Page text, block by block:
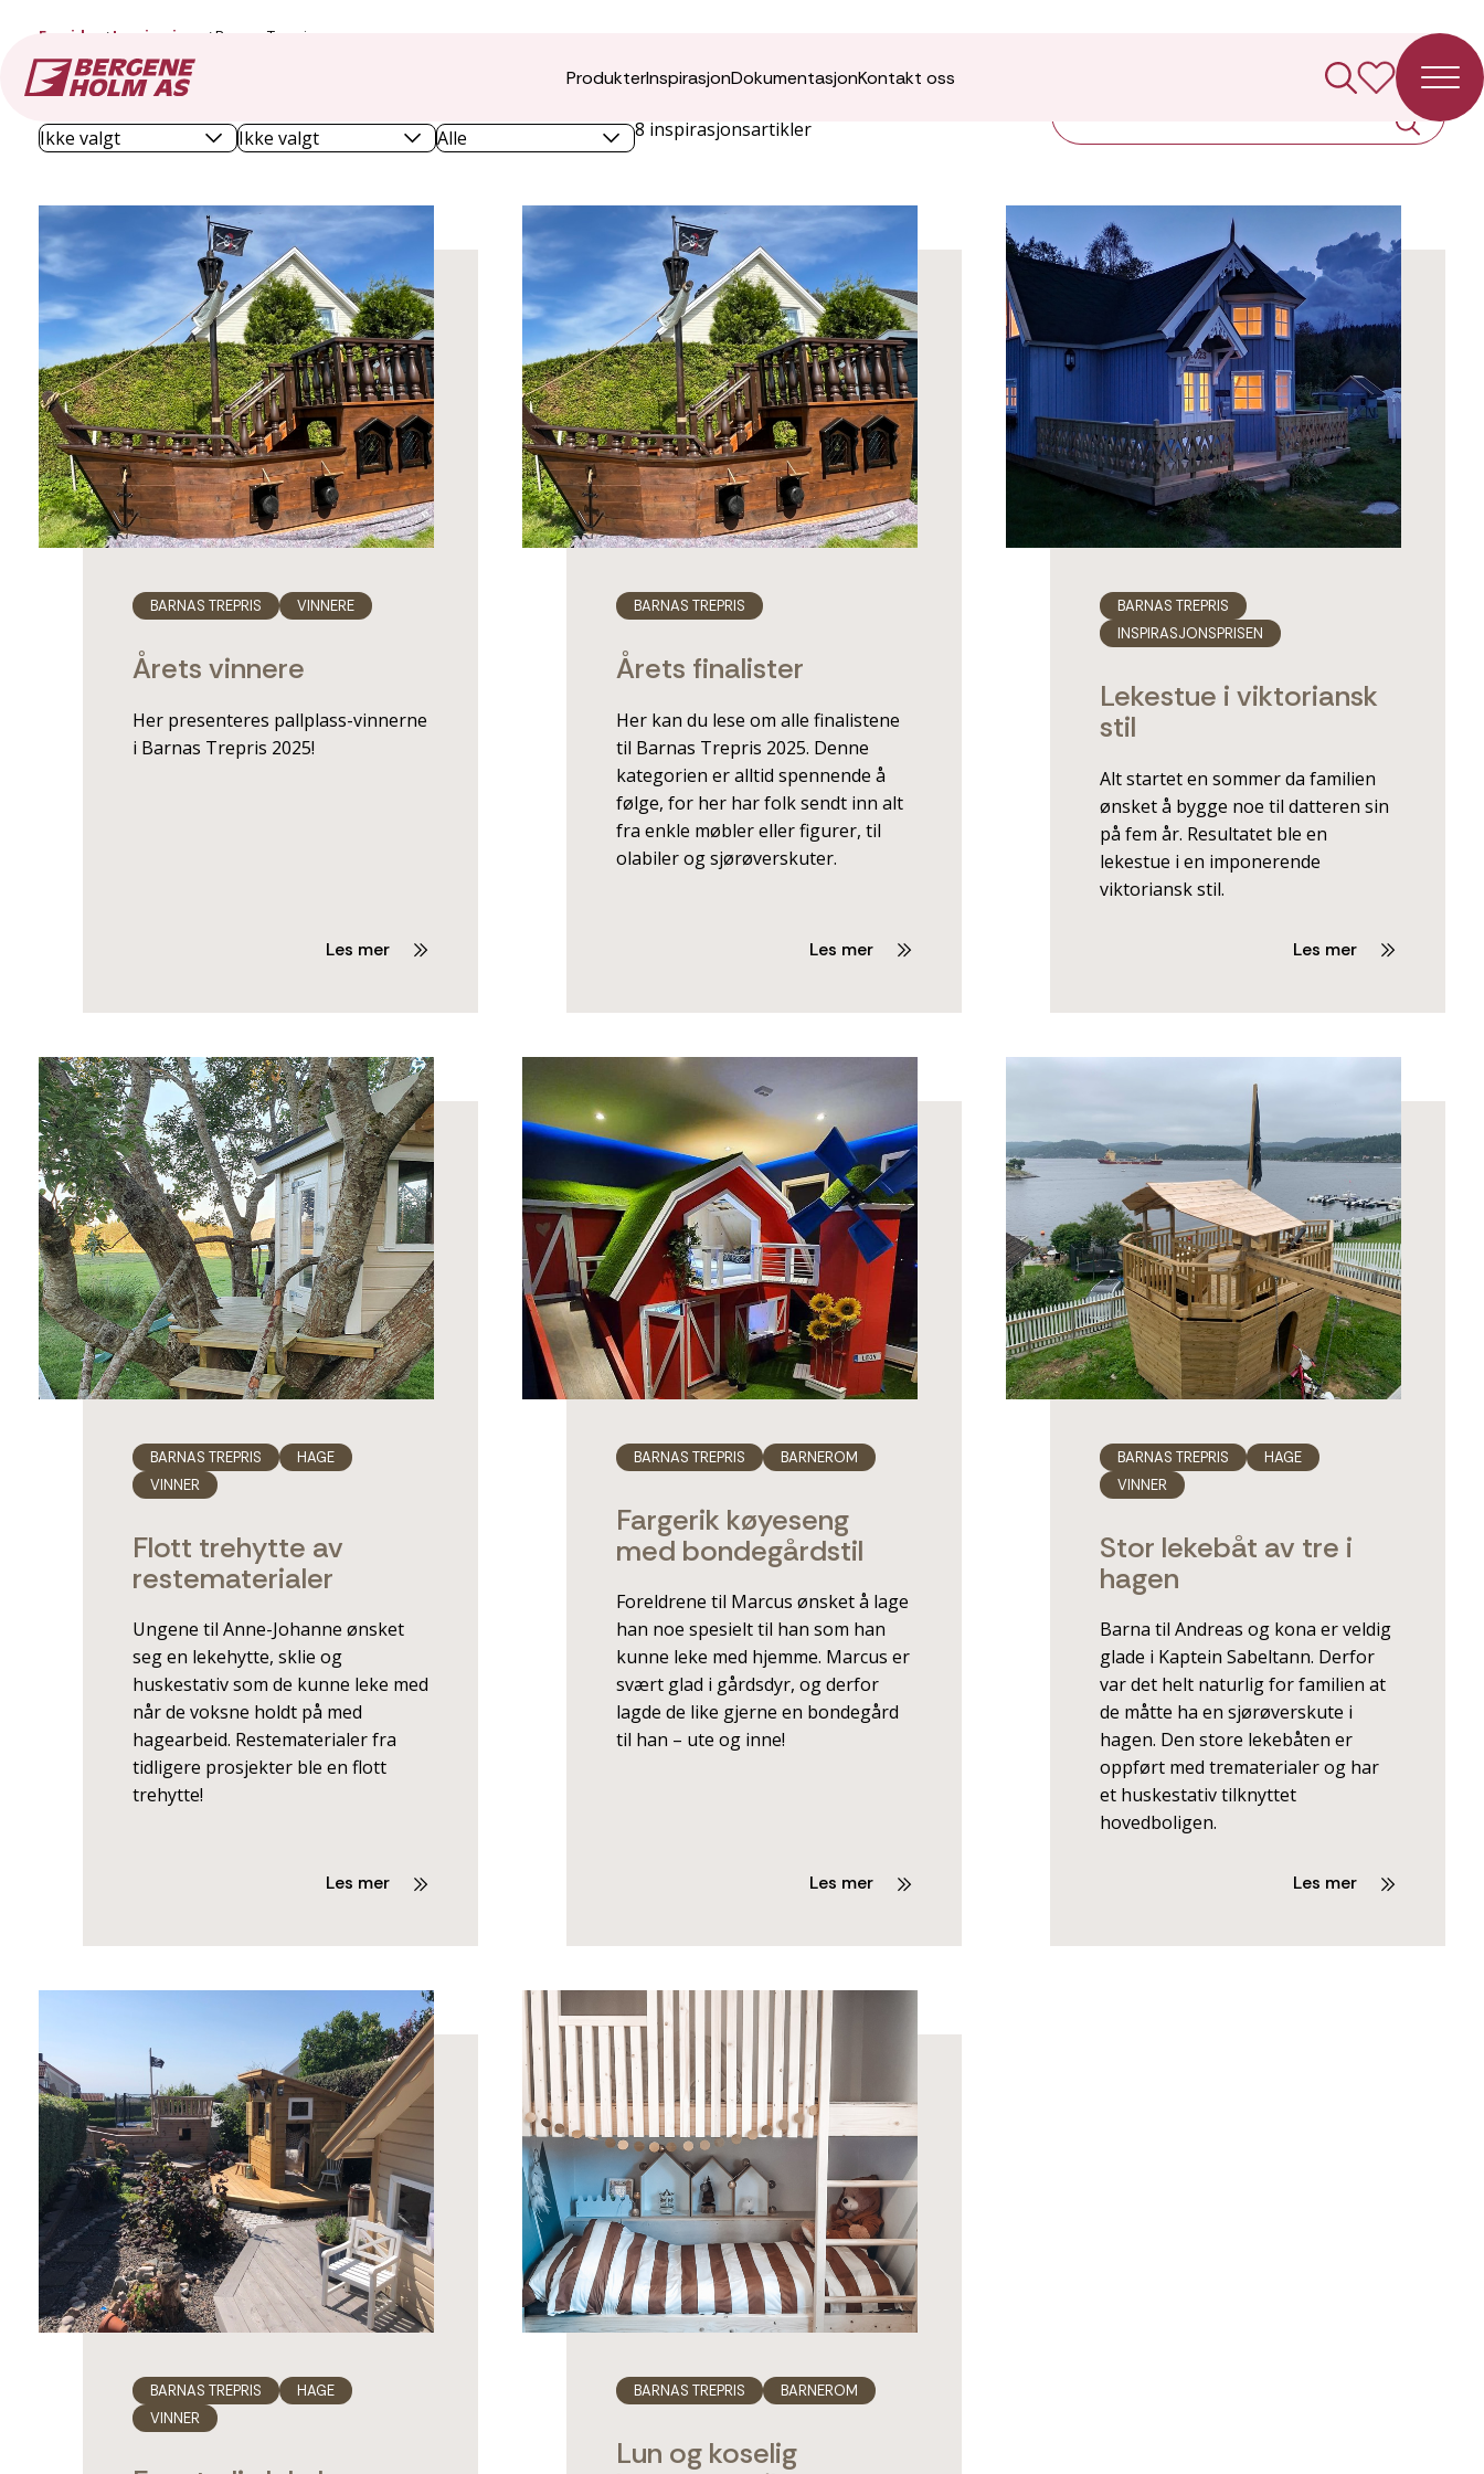
ProdukterInspirasjonDokumentasjonKontakt oss
Forside Inspirasjon Barnas Trepris
Priser
8 inspirasjonsartikler
BARNAS TREPRIS VINNERE
Årets vinnere
Her presenteres pallplass-vinnerne
i Barnas Trepris 2025!
Les mer
BARNAS TREPRIS
Årets finalister
Her kan du lese om alle finalistene
til Barnas Trepris 2025. Denne
kategorien er alltid spennende å
følge, for her har folk sendt inn alt
fra enkle møbler eller figurer, til
olabiler og sjørøverskuter.
Les mer
BARNAS TREPRIS
INSPIRASJONSPRISEN
Lekestue i viktoriansk
stil
Alt startet en sommer da familien
ønsket å bygge noe til datteren sin
på fem år. Resultatet ble en
lekestue i en imponerende
viktoriansk stil.
Les mer
BARNAS TREPRIS
HAGE
VINNER
Flott trehytte av
restematerialer
Ungene til Anne-Johanne ønsket
seg en lekehytte, sklie og
huskestativ som de kunne leke med
når de voksne holdt på med
hagearbeid. Restematerialer fra
tidligere prosjekter ble en flott
trehytte!
Les mer
BARNAS TREPRIS BARNEROM
Fargerik køyeseng
med bondegårdstil
Foreldrene til Marcus ønsket å lage
han noe spesielt til han som han
kunne leke med hjemme. Marcus er
svært glad i gårdsdyr, og derfor
lagde de like gjerne en bondegård
til han – ute og inne!
Les mer
BARNAS TREPRIS
HAGE
VINNER
Stor lekebåt av tre i
hagen
Barna til Andreas og kona er veldig
glade i Kaptein Sabeltann. Derfor
var det helt naturlig for familien at
de måtte ha en sjørøverskute i
hagen. Den store lekebåten er
oppført med trematerialer og har
et huskestativ tilknyttet
hovedboligen.
Les mer
BARNAS TREPRIS
HAGE
VINNER
BARNAS TREPRIS BARNEROM
Lun og koselig